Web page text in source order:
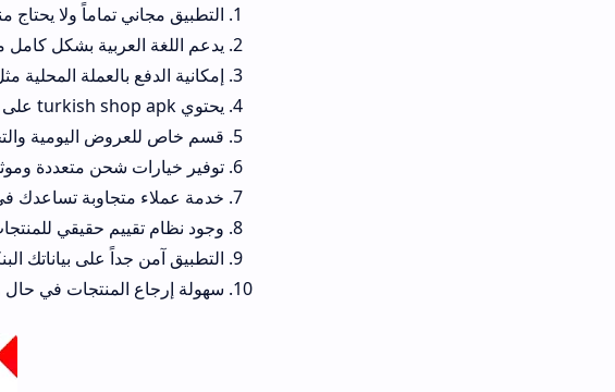
التطبيق مجاني تماماً ولا يحتاج منك دفع أي رسوم
يدعم اللغة العربية بشكل كامل مما يجعل تصفح
إمكانية الدفع بالعملة المحلية مثل الريال
قسم خاص للعروض اليومية والتخفيضات
توفير خيارات شحن متعددة وموثوقة تضمن وصول
خدمة عملاء متجاوبة تساعدك في حال واجهت
وجود نظام تقييم حقيقي للمنتجات يساعدك في
التطبيق آمن جداً على بياناتك البنكية
سهولة إرجاع المنتجات في حال وجود عيب